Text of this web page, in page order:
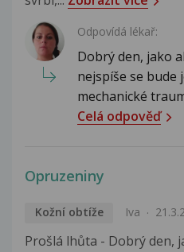
Odpovídá lékař:
Dobrý den, jako
nejspíše se bude
mechanické
Celá odpověď
Opruzeniny
Kožní obtíže Iva
Prošlá lhůta - Dobrý den,